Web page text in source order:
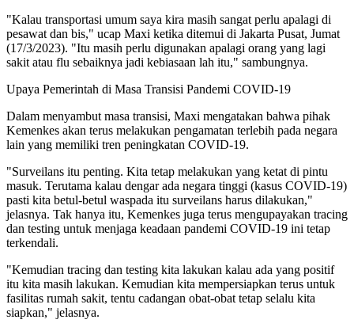
"Kalau transportasi umum saya kira masih sangat perlu apalagi di
pesawat dan bis," ucap Maxi ketika ditemui di Jakarta Pusat, Jumat
(17/3/2023). "Itu masih perlu digunakan apalagi orang yang lagi
sakit atau flu sebaiknya jadi kebiasaan lah itu," sambungnya.
Upaya Pemerintah di Masa Transisi Pandemi COVID-19
Dalam menyambut masa transisi, Maxi mengatakan bahwa pihak
Kemenkes akan terus melakukan pengamatan terlebih pada negara
lain yang memiliki tren peningkatan COVID-19.
"Surveilans itu penting. Kita tetap melakukan yang ketat di pintu
masuk. Terutama kalau dengar ada negara tinggi (kasus COVID-19)
pasti kita betul-betul waspada itu surveilans harus dilakukan,"
jelasnya. Tak hanya itu, Kemenkes juga terus mengupayakan tracing
dan testing untuk menjaga keadaan pandemi COVID-19 ini tetap
terkendali.
"Kemudian tracing dan testing kita lakukan kalau ada yang positif
itu kita masih lakukan. Kemudian kita mempersiapkan terus untuk
fasilitas rumah sakit, tentu cadangan obat-obat tetap selalu kita
siapkan," jelasnya.